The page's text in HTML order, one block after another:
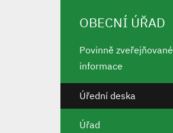
OBECNÍ ÚŘAD
Povinně zveřejňované
informace
Úřední deska
Úřad